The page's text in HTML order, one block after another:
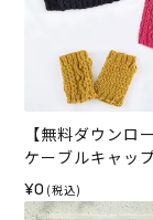
【無料ダウンロ
ケーブルキャッ
ー（レシピ）
¥0 (税込)